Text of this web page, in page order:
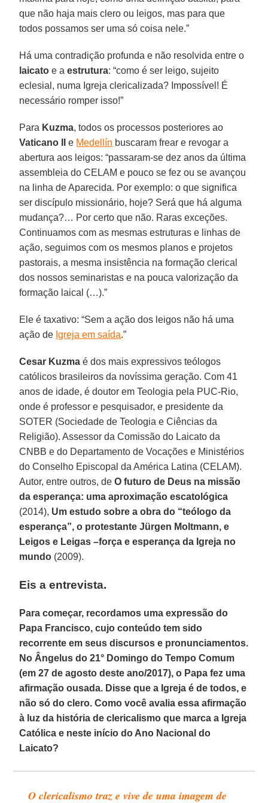
que não haja mais clero ou leigos, mas para que
todos possamos ser uma só coisa nele.”
Há uma contradição profunda e não resolvida entre o
laicato e aestrutura: “como é ser leigo, sujeito
eclesial, numa Igreja clericalizada? Impossível! É
necessário romper isso!”
Para Kuzma, todos os processos posteriores ao
Vaticano II
e Medellín buscaram frear e revogar a
abertura aos leigos: “passaram-se dez anos da última
assembleia do CELAM e pouco se fez ou se avançou
na linha de Aparecida. Por exemplo: o que significa
ser discípulo missionário, hoje? Será que há alguma
mudança?… Por certo que não. Raras exceções.
Continuamos com as mesmas estruturas e linhas de
ação, seguimos com os mesmos planos e projetos
pastorais, a mesma insistência na formação clerical
dos nossos seminaristas e na pouca valorização da
formação laical (…).”
Ele é taxativo: “Sem a ação dos leigos não há uma
ação de Igreja em saída.”
Cesar Kuzma é dos mais expressivos teólogos
católicos brasileiros da novíssima geração. Com 41
anos de idade, é doutor em Teologia pela PUC-Rio,
onde é professor e pesquisador, e presidente da
SOTER (Sociedade de Teologia e Ciências da
Religião). Assessor da Comissão do Laicato da
CNBB e do Departamento de Vocações e Ministérios
do Conselho Episcopal da América Latina (CELAM).
Autor, entre outros, deO futuro de Deus na missão
da esperança: uma aproximação escatológica
(2014), Um estudo sobre a obra do “teólogo da
esperança”, o protestante Jürgen Moltmann, e
Leigos e Leigas –força e esperança da Igreja no
mundo (2009).
Eis a entrevista.
Para começar, recordamos uma expressão do
Papa Francisco, cujo conteúdo tem sido
recorrente em seus discursos e pronunciamentos.
No Ângelus do 21° Domingo do Tempo Comum
(em 27 de agosto deste ano/2017), o Papa fez uma
afirmação ousada. Disse que a Igreja é de todos, e
não só do clero. Como você avalia essa afirmação
à luz da história de clericalismo que marca a Igreja
Católica e neste início do Ano Nacional do
Laicato?
O clericalismo traz e vive de uma imagem de